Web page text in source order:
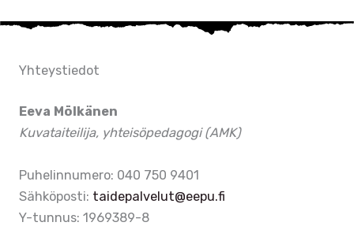
Yhteystiedot
Eeva Mölkänen
Kuvataiteilija, yhteisöpedagogi (AMK)
Puhelinnumero: 040 750 9401
Sähköposti: taidepalvelut@eepu.fi
Y-tunnus: 1969389-8